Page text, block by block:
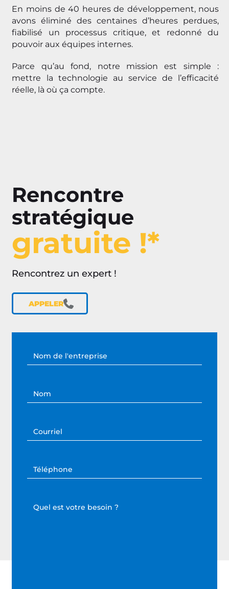
En moins de 40 heures de développement, nous
avons éliminé des centaines d’heures perdues,
fiabilisé un processus critique, et redonné du
pouvoir aux équipes internes.
Parce qu’au fond, notre mission est simple :
mettre la technologie au service de l’efficacité
réelle, là où ça compte.
Rencontre
stratégique
gratuite !*
Rencontrez un expert !
APPELER